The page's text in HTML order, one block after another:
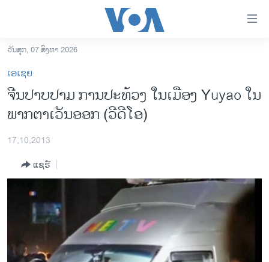
ເຂົ້າ
ຫາ
ຂ້າມ
ຂ້າມ
ຂ້າມ
ຫາ
ລາວ
ຂ່າວ​ຈີນ
ໂລກ
ເອເຊຍ
ອິດສະຫຼະພາບດ້ານການຂ່າວ
ຊີວິດຊາວລາວ
ຊຸມຊົນຊາວລາວ
ວັນສຸກ, 07 ສິງຫາ 2026
ເອເຊຍ
ຈີນປາບປາມ ການປະທ້ວງ ໃນເມືອງ Yuyao ໃນ
ພາກຕາເວັນອອກ (ວີດີໂອ)
17,10,2013
ແຊຣ໌